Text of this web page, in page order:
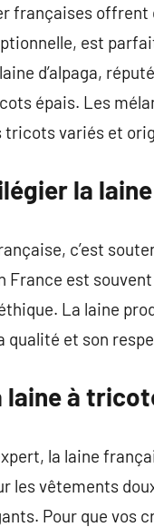
françaises
est
d’alpaga,
épais. Les
tricots variés et
la
c’est
est
La laine
et son
laine à
la laine
les vêtements
Pour que